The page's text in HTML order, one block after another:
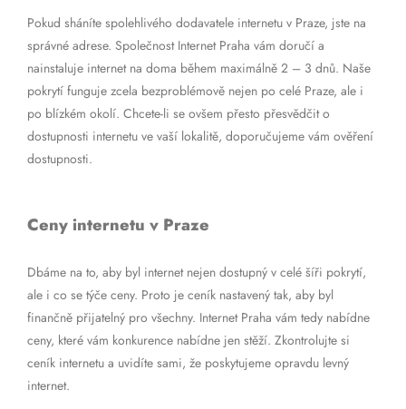
Pokud sháníte spolehlivého dodavatele internetu v Praze, jste na
správné adrese. Společnost Internet Praha vám doručí a
nainstaluje internet na doma během maximálně 2 – 3 dnů. Naše
pokrytí funguje zcela bezproblémově nejen po celé Praze, ale i
po blízkém okolí. Chcete-li se ovšem přesto přesvědčit o
dostupnosti internetu ve vaší lokalitě, doporučujeme vám ověření
dostupnosti.
Ceny internetu v Praze
Dbáme na to, aby byl internet nejen dostupný v celé šíři pokrytí,
ale i co se týče ceny. Proto je ceník nastavený tak, aby byl
finančně přijatelný pro všechny. Internet Praha vám tedy nabídne
ceny, které vám konkurence nabídne jen stěží. Zkontrolujte si
ceník internetu a uvidíte sami, že poskytujeme opravdu levný
internet.